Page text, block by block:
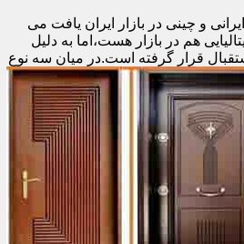
و چینی در بازار ایران یافت می
هم در بازار هست،اما به دلیل
قرار گرفته است.در میان سه نوع